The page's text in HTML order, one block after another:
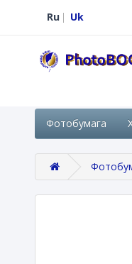
Ru Uk
Фотобумага